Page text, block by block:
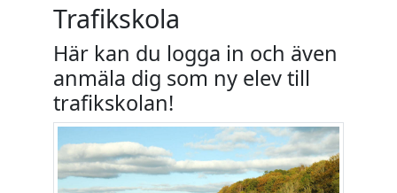
Trafikskola
Här kan du logga in och även
anmäla dig som ny elev till
trafikskolan!